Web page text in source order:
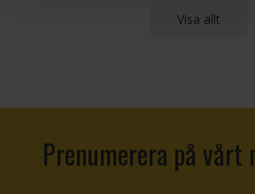
Visa allt
Prenumerera på vårt